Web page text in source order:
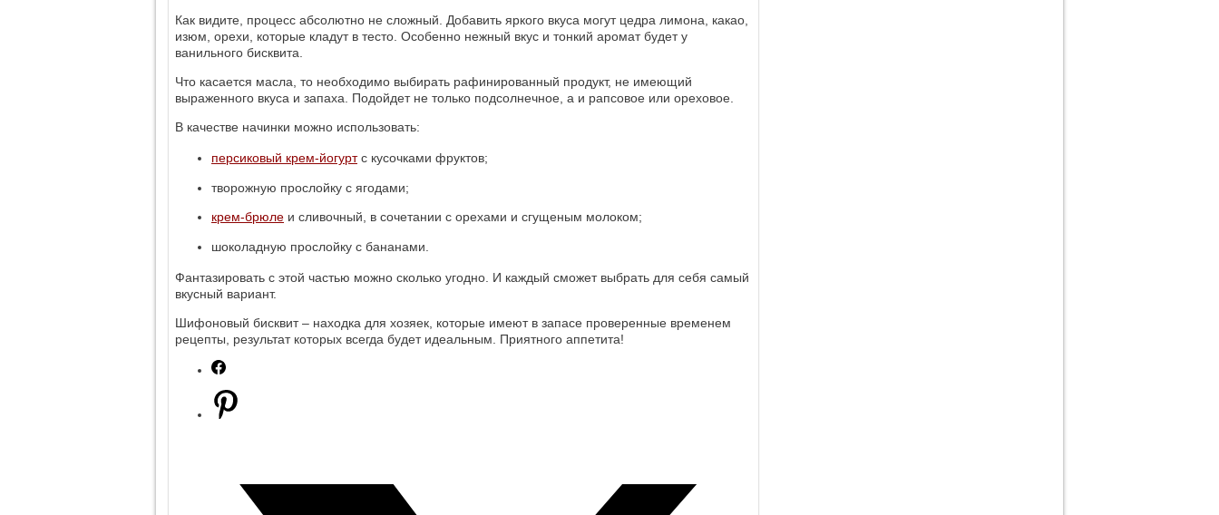
Как видите, процесс абсолютно не сложный. Добавить яркого вкуса могут цедра лимона, какао,
изюм, орехи, которые кладут в тесто. Особенно нежный вкус и тонкий аромат будет у
ванильного бисквита.
Что касается масла, то необходимо выбирать рафинированный продукт, не имеющий
выраженного вкуса и запаха. Подойдет не только подсолнечное, а и рапсовое или ореховое.
В качестве начинки можно использовать:
персиковый крем-йогуртс кусочками фруктов;
творожную прослойку с ягодами;
крем-брюле и сливочный, в сочетании с орехами и сгущеным молоком;
шоколадную прослойку с бананами.
Фантазировать с этой частью можно сколько угодно. И каждый сможет выбрать для себя самый
вкусный вариант.
Шифоновый бисквит ‒ находка для хозяек, которые имеют в запасе проверенные временем
рецепты, результат которых всегда будет идеальным. Приятного аппетита!